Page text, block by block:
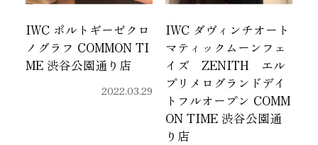
IWC ポルトギーゼクロ
ノグラフ COMMON TI
ME 渋谷公園通り店
2022.03.29
IWC ダヴィンチオート
マティックムーンフェ
イズ ZENITH エル
プリメログランドデイ
トフルオープン COMM
ON TIME 渋谷公園通
り店